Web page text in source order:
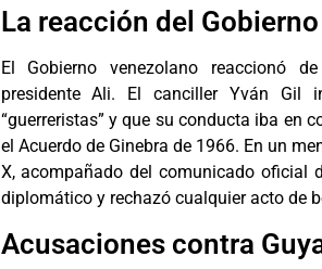
La reacción del
El Gobierno venezolano reaccionó
presidente Ali. El canciller Yván Gil
“guerreristas” y que su conducta iba en
el Acuerdo de Ginebra de 1966. En un
X, acompañado del comunicado oficial
diplomático y rechazó cualquier acto de
Acusaciones contra